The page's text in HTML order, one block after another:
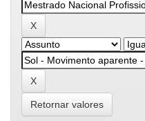
Retornar valores